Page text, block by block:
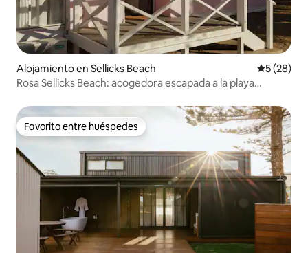
Alojamiento en Sellicks Beach
5 (28)
Rosa Sellicks Beach: acogedora escapada a la playa
Favorito entre huéspedes
Favorito entre huéspedes